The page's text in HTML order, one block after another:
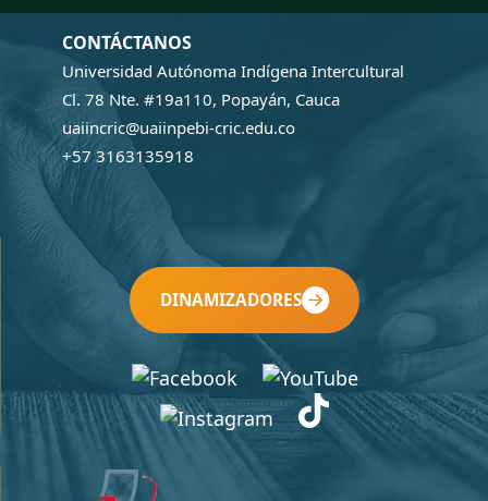
CONTÁCTANOS
Universidad Autónoma Indígena Intercultural
Cl. 78 Nte. #19a110, Popayán, Cauca
uaiincric@uaiinpebi-cric.edu.co
+57 3163135918
DINAMIZADORES